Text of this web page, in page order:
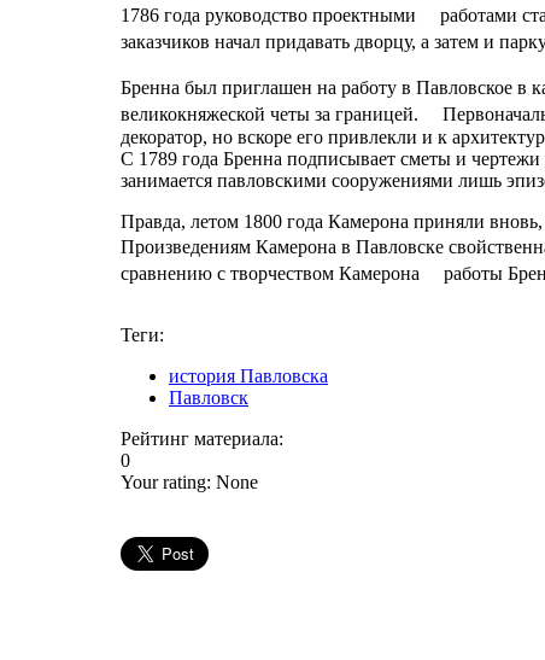
1786 года руководство проектными работами
заказчиков начал придавать дворцу, а затем и
Бренна был приглашен на работу в Павловское в
великокняжеской четы за границей.
декоратор, но вскоре его привлекли и к
С 1789 года Бренна подписывает сметы и
занимается павловскими сооружениями лишь
Правда, летом 1800 года Камерона приняли
Произведениям Камерона в Павловске
сравнению с творчеством Камерона работы
Теги:
история Павловска
Павловск
Рейтинг материала:
0
Your rating: None